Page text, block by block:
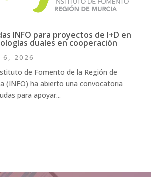
INFO para proyectos de I+D en
duales en cooperación
6, 2026
de Fomento de la Región de
(INFO) ha abierto una convocatoria
para apoyar...